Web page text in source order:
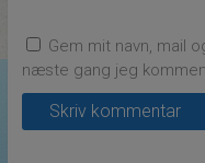
Gem mit navn, mail
næste gang jeg